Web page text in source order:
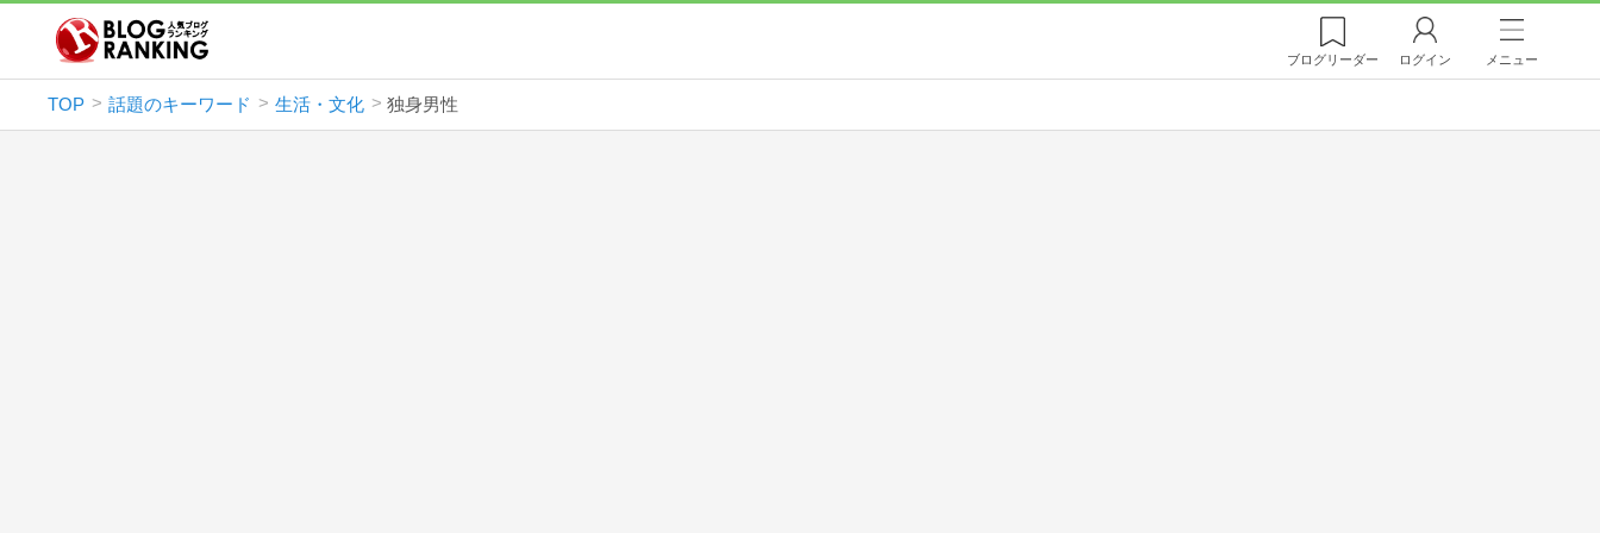
ブログリーダー ログイン メニュー
TOP 話題のキーワード 生活・文化 独身男性